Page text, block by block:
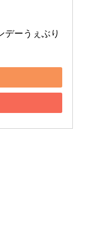
デーうぇぶり